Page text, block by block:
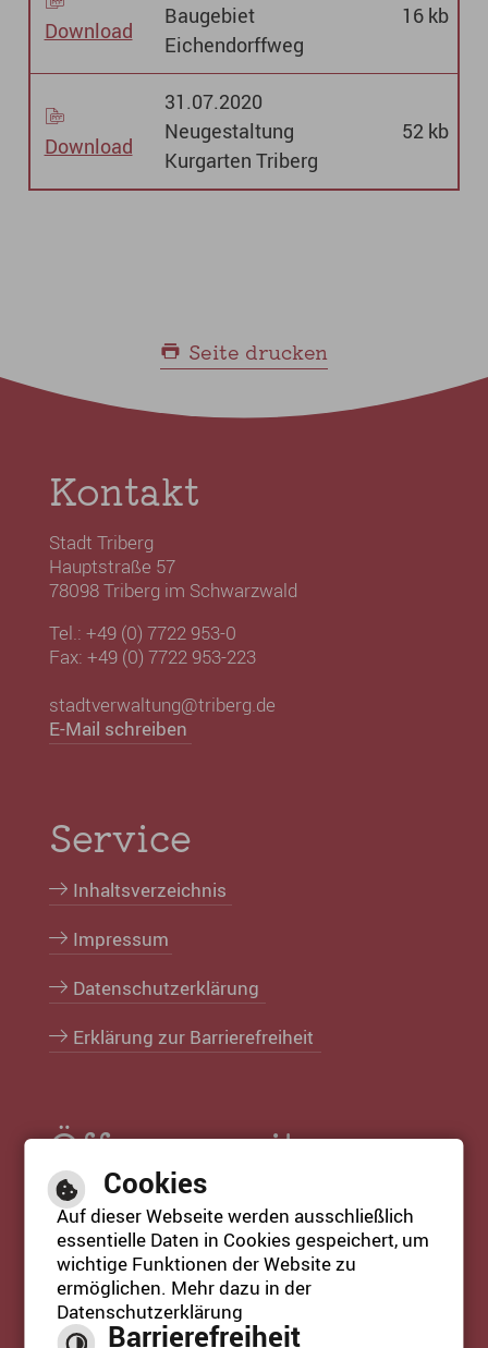
Download
Baugebiet
Eichendorffweg
16 kb
Download
31.07.2020
Neugestaltung
Kurgarten Triberg
52 kb
Seite drucken
Kontakt
Stadt Triberg
Hauptstraße 57
78098 Triberg im Schwarzwald
Tel.: +49 (0) 7722 953-0
Fax: +49 (0) 7722 953-223
stadtverwaltung@triberg.de
E-Mail schreiben
Öffnungszeiten
Öffnungszeiten Rathaus:
Mo. bis Fr. 08:30 Uhr bis 12:30 Uhr
Mi. 14:00 Uhr bis 18:00 Uhr
Service
Inhaltsverzeichnis
Impressum
Datenschutzerklärung
Erklärung zur Barrierefreiheit
Cookies
Auf dieser Webseite werden ausschließlich
essentielle Daten in Cookies gespeichert, um
wichtige Funktionen der Website zu
ermöglichen. Mehr dazu in der
Datenschutzerklärung
Barrierefreiheit